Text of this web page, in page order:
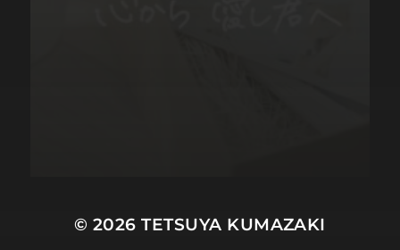
© 2026TETSUYA KUMAZAKI